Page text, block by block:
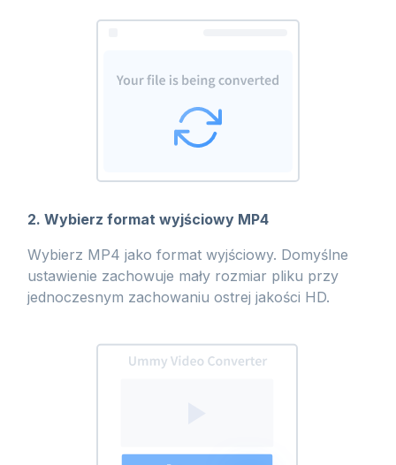
2. Wybierz format wyjściowy MP4
Wybierz MP4 jako format wyjściowy. Domyślne
ustawienie zachowuje mały rozmiar pliku przy
jednoczesnym zachowaniu ostrej jakości HD.